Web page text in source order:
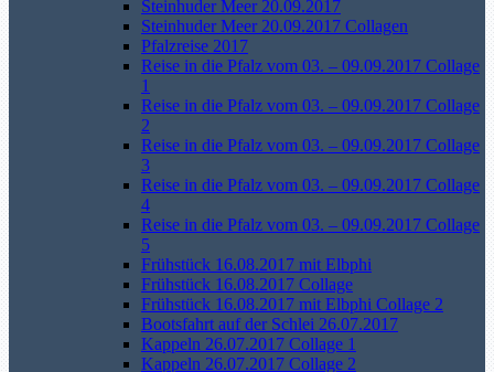
Steinhuder Meer 20.09.2017
Steinhuder Meer 20.09.2017 Collagen
Pfalzreise 2017
Reise in die Pfalz vom 03. – 09.09.2017 Collage
1
Reise in die Pfalz vom 03. – 09.09.2017 Collage
2
Reise in die Pfalz vom 03. – 09.09.2017 Collage
3
Reise in die Pfalz vom 03. – 09.09.2017 Collage
4
Reise in die Pfalz vom 03. – 09.09.2017 Collage
5
Frühstück 16.08.2017 mit Elbphi
Frühstück 16.08.2017 Collage
Frühstück 16.08.2017 mit Elbphi Collage 2
Bootsfahrt auf der Schlei 26.07.2017
Kappeln 26.07.2017 Collage 1
Kappeln 26.07.2017 Collage 2